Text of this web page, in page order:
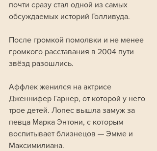
почти сразу стал одной из самых
обсуждаемых историй Голливуда.
После громкой помолвки и не менее
громкого расставания в 2004 пути
звёзд разошлись.
Аффлек женился на актрисе
Дженнифер Гарнер, от которой у него
трое детей. Лопес вышла замуж за
певца Марка Энтони, с которым
воспитывает близнецов — Эмме и
Максимилиана.